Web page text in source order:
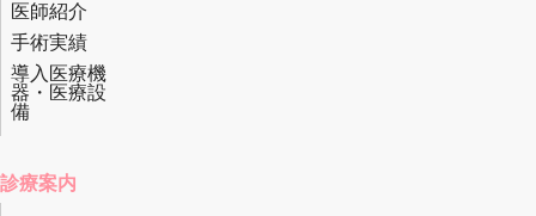
医師紹介
手術実績
導入医療機
器・医療設
備
診療案内